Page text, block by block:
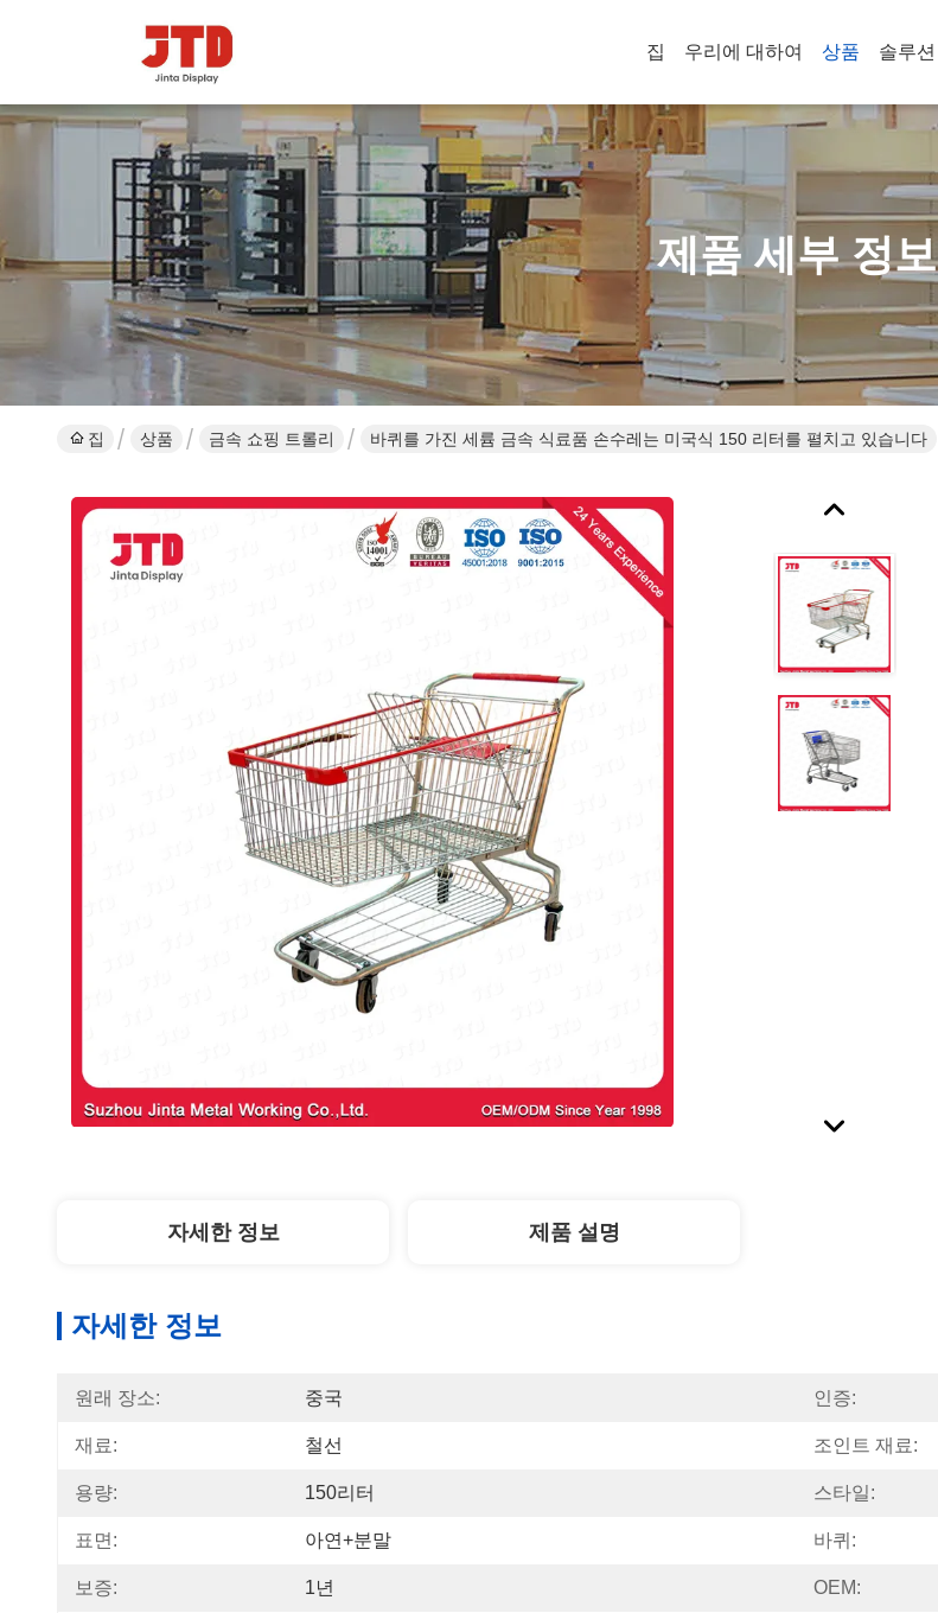
집 우리에 대하여 상품 솔루션
제품 세부 정보
집 상품 금속 쇼핑 트롤리 바퀴를 가진 세륨 금속 식료품 손수레는 미국식 150 리터를 펼치고 있습니다
자세한 정보 제품 설명
자세한 정보
원래 장소: 중국 인증:
재료: 철선 조인트 재료:
용량: 150리터 스타일:
표면: 아연+분말 바퀴:
보증: 1년 OEM: